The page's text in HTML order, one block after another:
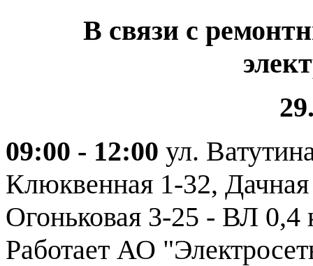
В связи с
09:00 - 12:00 ул.
Клюквенная 1-32,
Огоньковая 3-25 - ВЛ
Работает АО